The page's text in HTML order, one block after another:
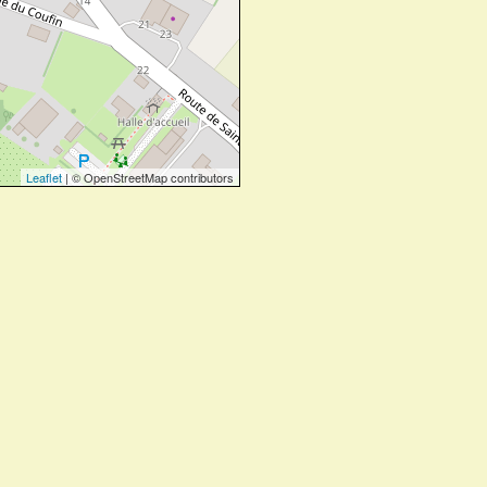
Leaflet| © OpenStreetMap contributors